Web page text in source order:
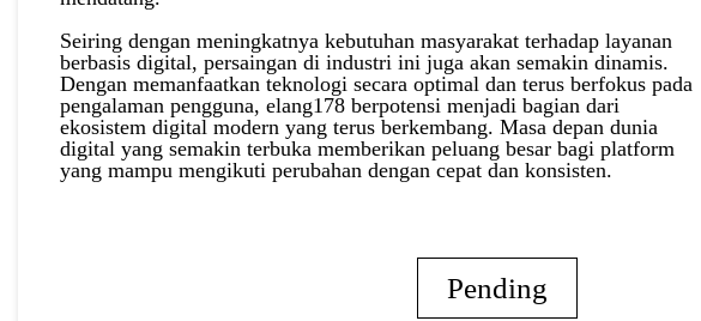
Seiring dengan meningkatnya kebutuhan masyarakat terhadap layanan
berbasis digital, persaingan di industri ini juga akan semakin dinamis.
Dengan memanfaatkan teknologi secara optimal dan terus berfokus pada
pengalaman pengguna, elang178 berpotensi menjadi bagian dari
ekosistem digital modern yang terus berkembang. Masa depan dunia
digital yang semakin terbuka memberikan peluang besar bagi platform
yang mampu mengikuti perubahan dengan cepat dan konsisten.
Pending